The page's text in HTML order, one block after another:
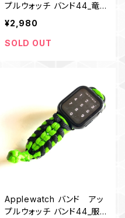
プルウォッチ バンド44_竜使
い_黒赤黒スモーキーブルー
¥2,980
SOLD OUT
Applewatch バンド アッ
プルウォッチ バンド44_服部